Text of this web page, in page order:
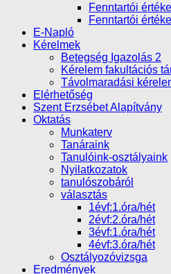
Fenntartói
Fenntartói
E-Napló
Kérelmek
Betegség Igazolás 2
Kérelem fakultációs
Távolmaradási
Elérhetőség
Szent Erzsébet Alapítvány
Oktatás
Munkaterv
Tanáraink
Tanulóink-osztályaink
Nyilatkozatok
tanulószobáról
választás
1évf:1.óra/hét
2évf:2.óra/hét
3évf:1.óra/hét
4évf:3.óra/hét
Osztályozóvizsga
Eredmények